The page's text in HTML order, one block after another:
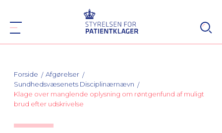
Forside
Afgørelser
Sundhedsvæsenets Disciplinærnævn
Klage over manglende oplysning om røntgenfund af muligt
brud efter udskrivelse